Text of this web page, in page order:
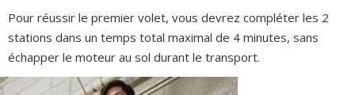
Pour réussir le premier volet, vous devrez compléter les 2
stations dans un temps total maximal de 4 minutes, sans
échapper le moteur au sol durant le transport.